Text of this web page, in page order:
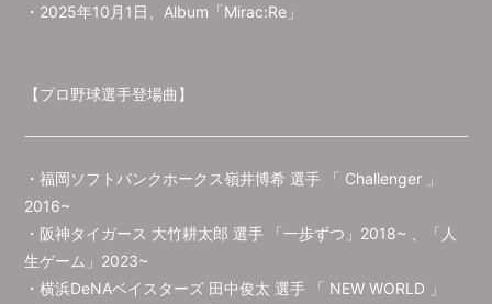
・2025年10月1日、Album「Mirac:Re」
【プロ野球選手登場曲】
・福岡ソフトバンクホークス嶺井博希 選手 「 Challenger 」
2016~
・阪神タイガース 大竹耕太郎 選手 「一歩ずつ」2018~ 、「人
生ゲーム」2023~
・横浜DeNAベイスターズ 田中俊太 選手 「 NEW WORLD 」